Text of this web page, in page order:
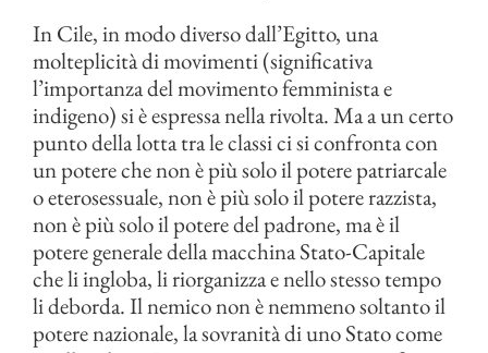
In Cile, in modo diverso dall’Egitto, una
molteplicità di movimenti (significativa
l’importanza del movimento femminista e
indigeno) si è espressa nella rivolta. Ma a un certo
punto della lotta tra le classi ci si confronta con
un potere che non è più solo il potere patriarcale
o eterosessuale, non è più solo il potere razzista,
non è più solo il potere del padrone, ma è il
potere generale della macchina Stato-Capitale
che li ingloba, li riorganizza e nello stesso tempo
li deborda. Il nemico non è nemmeno soltanto il
potere nazionale, la sovranità di uno Stato come